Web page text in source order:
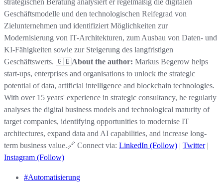
Geschäftsmodelle und den technologischen Reifegrad von
Zielunternehmen und identifiziert Möglichkeiten zur
Modernisierung von IT-Architekturen, zum Ausbau von Daten- und
KI-Fähigkeiten sowie zur Steigerung des langfristigen
Geschäftswerts. 🇬🇧About the author: Markus Begerow helps
start-ups, enterprises and organisations to unlock the strategic
potential of data, artificial intelligence and blockchain technologies.
With over 15 years' experience in strategic consultancy, he regularly
analyses the digital business models and technological maturity of
target companies, identifying opportunities to modernise IT
architectures, expand data and AI capabilities, and increase long-
term business value.🔗 Connect via: LinkedIn (Follow) | Twitter|
Instagram (Follow)
#Automatisierung